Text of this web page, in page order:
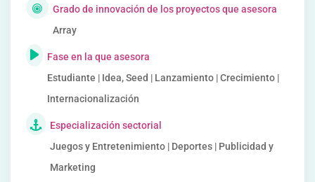
Grado de innovación de los proyectos que asesora
Array
Fase en la que asesora
Estudiante | Idea, Seed | Lanzamiento | Crecimiento |
Internacionalización
Especialización sectorial
Juegos y Entretenimiento | Deportes | Publicidad y
Marketing